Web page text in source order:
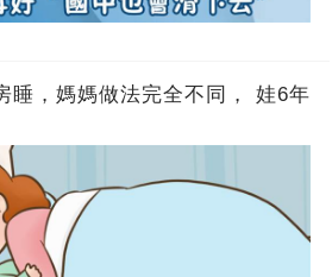
睡，媽媽做法完全不同， 娃6年